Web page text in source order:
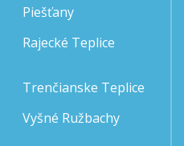
Piešťany
Rajecké Teplice
Trenčianske Teplice
Vyšné Ružbachy